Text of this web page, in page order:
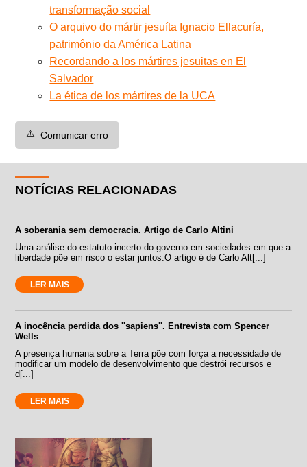
transformação social
O arquivo do mártir jesuíta Ignacio Ellacuría,
patrimônio da América Latina
Recordando a los mártires jesuitas en El
Salvador
La ética de los mártires de la UCA
⚠️ Comunicar erro
NOTÍCIAS RELACIONADAS
A soberania sem democracia. Artigo de Carlo Altini
Uma análise do estatuto incerto do governo em sociedades em que a
liberdade põe em risco o estar juntos.O artigo é de Carlo Alt[...]
LER MAIS
A inocência perdida dos ''sapiens''. Entrevista com Spencer
Wells
A presença humana sobre a Terra põe com força a necessidade de
modificar um modelo de desenvolvimento que destrói recursos e
d[...]
LER MAIS